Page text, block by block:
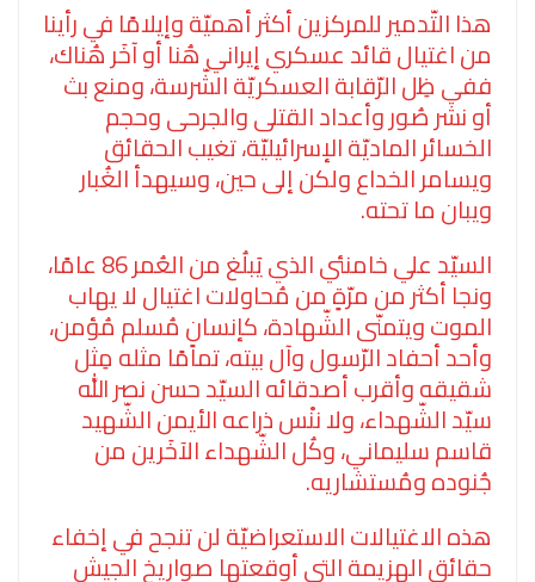
هذا التّدمير للمركزين أكثر أهميّة وإيلامًا في رأينا
من اغتيال قائد عسكري إيراني هُنا أو آخَر هُناك،
ففي ظِل الرّقابة العسكريّة الشّرسة، ومنع بث
أو نشر صُور وأعداد القتلى والجرحى وحجم
الخسائر الماديّة الإسرائيليّة، تغيب الحقائق
ويسامر الخداع ولكن إلى حين، وسيهدأ الغُبار
ويبان ما تحته.
السيّد علي خامنئي الذي يَبلُغ من العُمر 86 عامًا،
ونجا أكثر من مرّةٍ من مُحاولات اغتيال لا يهاب
الموت ويتمنّى الشّهادة، كإنسانٍ مُسلم مُؤمن،
وأحد أحفاد الرّسول وآل بيته، تمامًا مثله مِثل
شقيقه وأقرب أصدقائه السيّد حسن نصر الله
سيّد الشّهداء، ولا ننْس ذراعه الأيمن الشّهيد
قاسم سليماني، وكُل الشّهداء الآخَرين من
جُنوده ومُستشاريه.
هذه الاغتيالات الاستعراضيّة لن تنجح في إخفاء
حقائق الهزيمة التي أوقعتها صواريخ الجيش